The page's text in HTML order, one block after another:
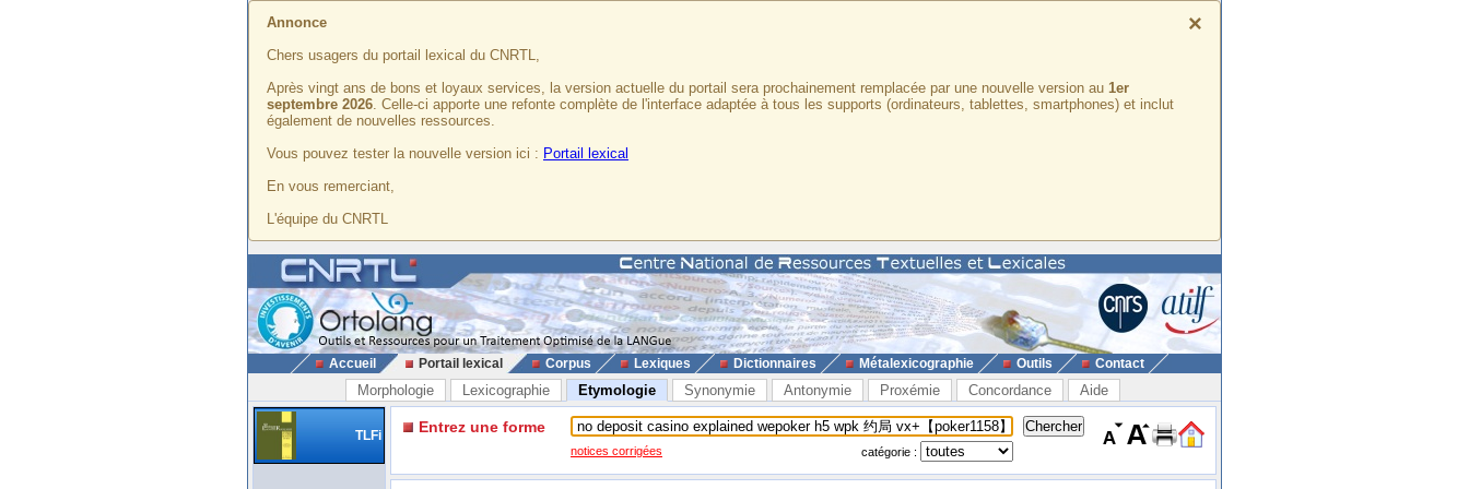
×
Annonce
Chers usagers du portail lexical du CNRTL,
Après vingt ans de bons et loyaux services, la version actuelle du portail sera prochainement remplacée par une nouvelle version au 1er
septembre 2026. Celle-ci apporte une refonte complète de l'interface adaptée à tous les supports (ordinateurs, tablettes, smartphones) et inclut
également de nouvelles ressources.
Vous pouvez tester la nouvelle version ici : Portail lexical
En vous remerciant,
L'équipe du CNRTL
Accueil Portail lexical Corpus Lexiques Dictionnaires Métalexicographie Outils Contact
Morphologie Lexicographie Etymologie Synonymie Antonymie Proxémie Concordance Aide
TLFi Entrez une forme
notices corrigées catégorie :